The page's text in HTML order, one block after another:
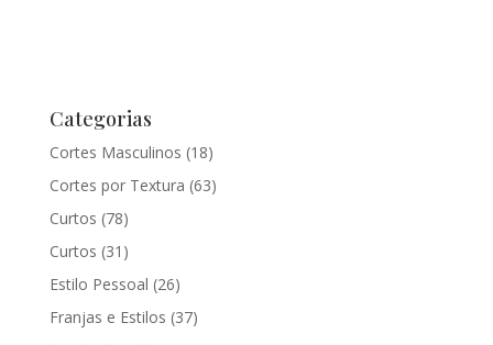
Categorias
Cortes Masculinos (18)
Cortes por Textura (63)
Curtos (78)
Curtos (31)
Estilo Pessoal (26)
Franjas e Estilos (37)